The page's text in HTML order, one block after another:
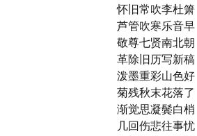
怀旧常吹李杜箫
芦管吹寒乐音早
敬尊七贤南北朝
革除旧历写新稿
泼墨重彩山色好
菊残秋末花落了
渐觉思凝鬓白梢
几回伤悲往事忧